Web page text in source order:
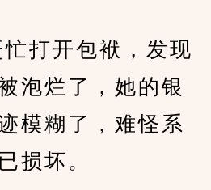
开包袱，发现
泡烂了，她的银
模糊了，难怪系
损坏。